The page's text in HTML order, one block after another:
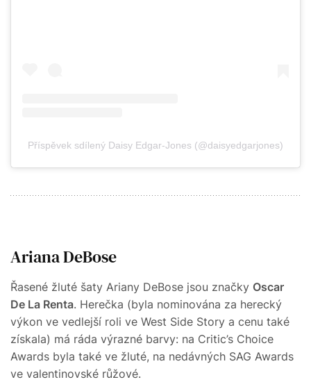
Příspěvek sdílený Daisy Edgar-Jones (@daisyedgarjones)
Ariana DeBose
Řasené žluté šaty Ariany DeBose jsou značky Oscar
De La Renta. Herečka (byla nominována za herecký
výkon ve vedlejší roli ve West Side Story a cenu také
získala) má ráda výrazné barvy: na Critic’s Choice
Awards byla také ve žluté, na nedávných SAG Awards
ve valentinovské růžové.